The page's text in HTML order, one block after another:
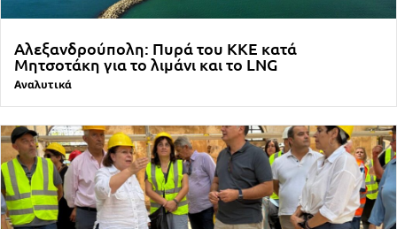
Αλεξανδρούπολη: Πυρά του ΚΚΕ κατά
Μητσοτάκη για το λιμάνι και το LNG
Αναλυτικά